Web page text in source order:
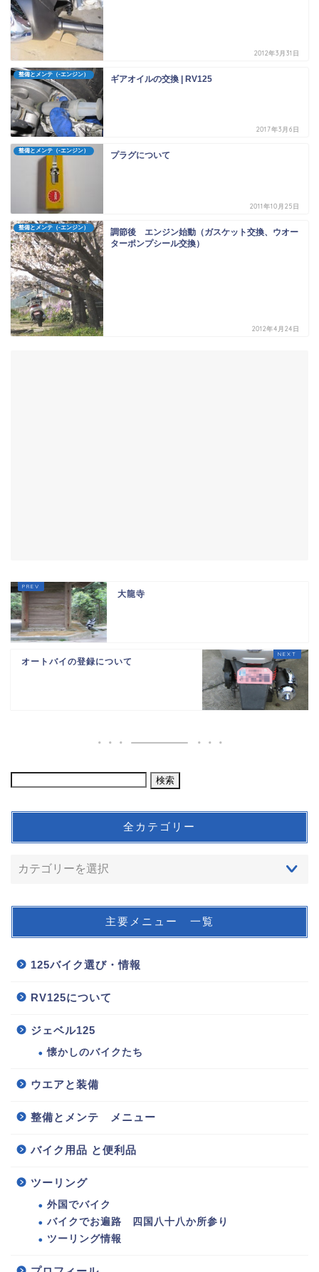
2012年3月31日
整備とメンテ（-エンジン） ギアオイルの交換 | RV125
2017年3月6日
整備とメンテ（-エンジン） プラグについて
2011年10月25日
整備とメンテ（-エンジン）
調節後 エンジン始動（ガスケット交換、ウオー
ターポンプシール交換）
2012年4月24日
大龍寺
オートバイの登録について
全カテゴリー
主要メニュー 一覧
125バイク選び・情報
RV125について
ジェベル125
懐かしのバイクたち
ウエアと装備
整備とメンテ メニュー
バイク用品 と便利品
ツーリング
外国でバイク
バイクでお遍路 四国八十八か所参り
ツーリング情報
125バイク選び・情報
ウエアと装備